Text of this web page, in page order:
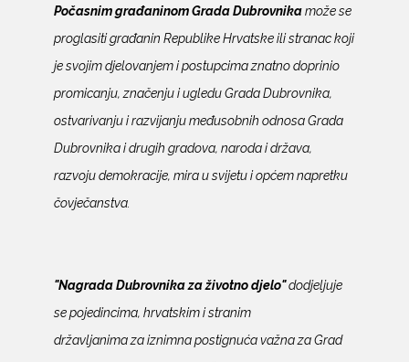
Počasnim građaninom Grada Dubrovnikamože se
proglasiti građanin Republike Hrvatske ili stranac koji
je svojim djelovanjem i postupcima znatno doprinio
promicanju, značenju i ugledu Grada Dubrovnika,
ostvarivanju i razvijanju međusobnih odnosa Grada
Dubrovnika i drugih gradova, naroda i država,
razvoju demokracije, mira u svijetu i općem napretku
čovječanstva.
"Nagrada Dubrovnika za životno djelo"dodjeljuje
se pojedincima, hrvatskim i stranim
državljanima za iznimna postignuća važna za Grad